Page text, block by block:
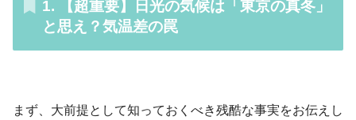
1. 【超重要】日光の気候は「東京の真冬」
と思え？気温差の罠
まず、大前提として知っておくべき残酷な事実をお伝えし